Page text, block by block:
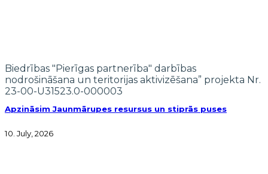
Apzināsim Jaunmārupes resursus un stiprās puses
10. July, 2026
Biedrības "Pierīgas partnerība" darbības
nodrošināšana un teritorijas aktivizēšana” projekta Nr.
23-00-U31523.0-000003